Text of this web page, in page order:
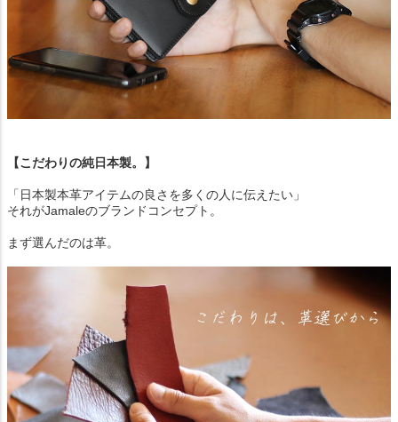
【こだわりの純日本製。】
「日本製本革アイテムの良さを多くの人に伝えたい」
それがJamaleのブランドコンセプト。
まず選んだのは革。